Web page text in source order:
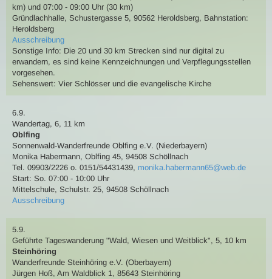
km) und 07:00 - 09:00 Uhr (30 km)
Gründlachhalle, Schustergasse 5, 90562 Heroldsberg, Bahnstation:
Heroldsberg
Ausschreibung
Sonstige Info: Die 20 und 30 km Strecken sind nur digital zu
erwandern, es sind keine Kennzeichnungen und Verpflegungsstellen
vorgesehen.
Sehenswert: Vier Schlösser und die evangelische Kirche
6.9.
Wandertag, 6, 11 km
Oblfing
Sonnenwald-Wanderfreunde Oblfing e.V. (Niederbayern)
Monika Habermann, Oblfing 45, 94508 Schöllnach
Tel. 09903/2226 o. 0151/54431439, monika.habermann65@web.de
Start: So. 07:00 - 10:00 Uhr
Mittelschule, Schulstr. 25, 94508 Schöllnach
Ausschreibung
5.9.
Geführte Tageswanderung "Wald, Wiesen und Weitblick", 5, 10 km
Steinhöring
Wanderfreunde Steinhöring e.V. (Oberbayern)
Jürgen Hoß, Am Waldblick 1, 85643 Steinhöring